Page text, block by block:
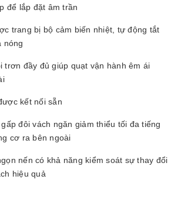
để lắp đặt âm trần
trang bị bộ cảm biến nhiệt, tự động tắt
nóng
trơn đầy đủ giúp quạt vận hành êm ái
kết nối sẵn
đôi vách ngăn giảm thiểu tối đa tiếng
cơ ra bên ngoài
nến có khả năng kiểm soát sự thay đổi
hiệu quả